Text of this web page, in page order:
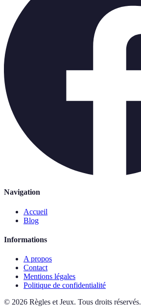
Navigation
Accueil
Blog
Informations
A propos
Contact
Mentions légales
Politique de confidentialité
© 2026 Règles et Jeux. Tous droits réservés.